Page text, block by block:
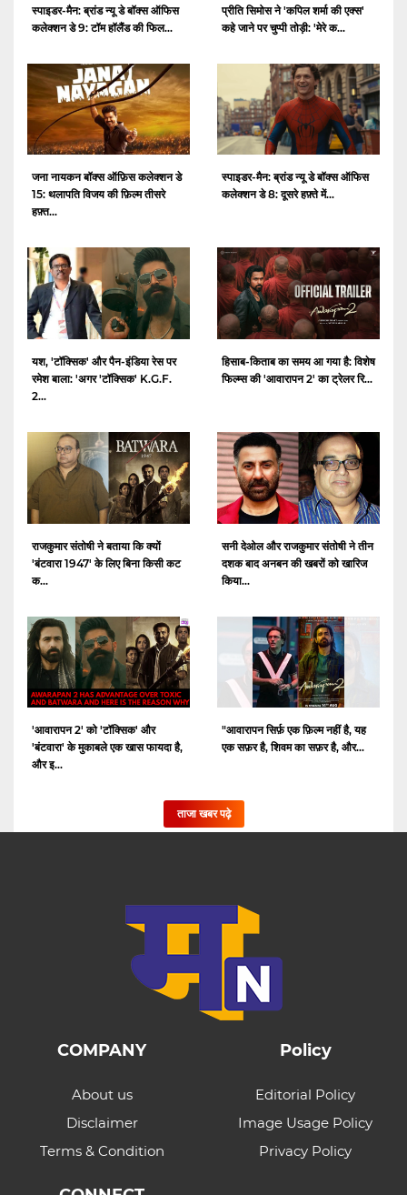
स्पाइडर-मैन: ब्रांड न्यू डे बॉक्स ऑफिस
कलेक्शन डे 9: टॉम हॉलैंड की फिल...
प्रीति सिमोस ने 'कपिल शर्मा की एक्स'
कहे जाने पर चुप्पी तोड़ी: 'मेरे क...
जना नायकन बॉक्स ऑफ़िस कलेक्शन डे
15: थलापति विजय की फ़िल्म तीसरे
हफ़्त...
स्पाइडर-मैन: ब्रांड न्यू डे बॉक्स ऑफिस
कलेक्शन डे 8: दूसरे हफ़्ते में...
यश, 'टॉक्सिक' और पैन-इंडिया रेस पर
रमेश बाला: 'अगर 'टॉक्सिक' K.G.F.
2...
हिसाब-किताब का समय आ गया है: विशेष
फिल्म्स की 'आवारापन 2' का ट्रेलर रि...
राजकुमार संतोषी ने बताया कि क्यों
'बंटवारा 1947' के लिए बिना किसी कट
क...
सनी देओल और राजकुमार संतोषी ने तीन
दशक बाद अनबन की खबरों को खारिज
किया...
'आवारापन 2' को 'टॉक्सिक' और
'बंटवारा' के मुकाबले एक खास फायदा है,
और इ...
"आवारापन सिर्फ़ एक फ़िल्म नहीं है, यह
एक सफ़र है, शिवम का सफ़र है, और...
ताजा खबर पढ़े
COMPANY
About us
Disclaimer
Terms & Condition
Policy
Editorial Policy
Image Usage Policy
Privacy Policy